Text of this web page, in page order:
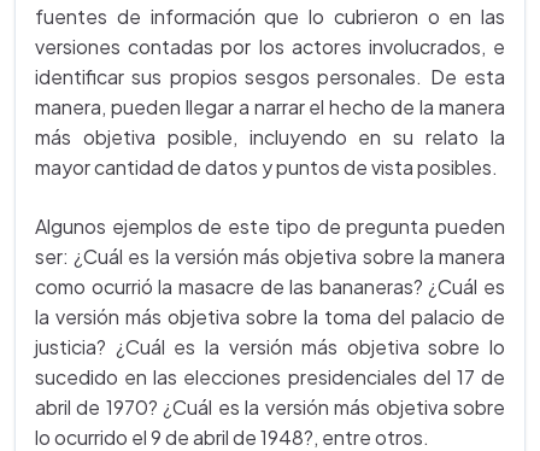
fuentes de información que lo cubrieron o en las
versiones contadas por los actores involucrados, e
identificar sus propios sesgos personales. De esta
manera, pueden llegar a narrar el hecho de la manera
más objetiva posible, incluyendo en su relato la
mayor cantidad de datos y puntos de vista posibles.
Algunos ejemplos de este tipo de pregunta pueden
ser: ¿Cuál es la versión más objetiva sobre la manera
como ocurrió la masacre de las bananeras? ¿Cuál es
la versión más objetiva sobre la toma del palacio de
justicia? ¿Cuál es la versión más objetiva sobre lo
sucedido en las elecciones presidenciales del 17 de
abril de 1970? ¿Cuál es la versión más objetiva sobre
lo ocurrido el 9 de abril de 1948?, entre otros.